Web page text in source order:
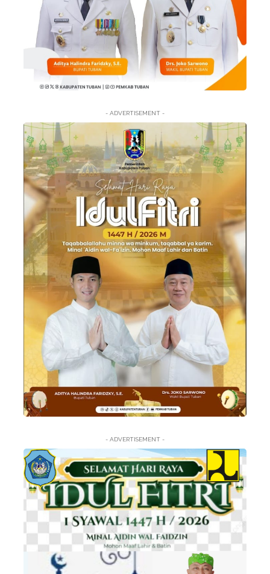
- ADVERTISEMENT -
- ADVERTISEMENT -